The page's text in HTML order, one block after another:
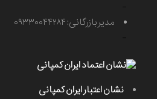
مدیر بازرگانی: ۰۹۳۳۰۰۴۴۲۸۴
نشان اعتبار ایران کمپانی